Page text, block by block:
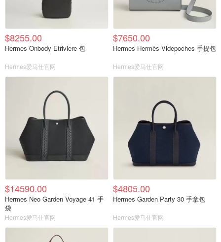
$8255.00
Hermes Onbody Etriviere 包
Hermes爱马仕官网
$7650.00
Hermes Hermès Videpoches 手提包
Hermes爱马仕官网
$14590.00
Hermes Neo Garden Voyage 41 手
袋
Hermes爱马仕官网
$4805.00
Hermes Garden Party 30 手拿包
Hermes爱马仕官网